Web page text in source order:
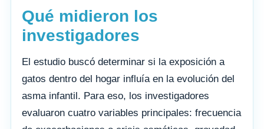
Qué midieron los
investigadores
El estudio buscó determinar si la exposición a
gatos dentro del hogar influía en la evolución del
asma infantil. Para eso, los investigadores
evaluaron cuatro variables principales: frecuencia